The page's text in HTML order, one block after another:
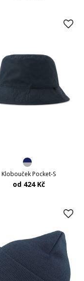
Klobouček Pocket-S
od 424 Kč